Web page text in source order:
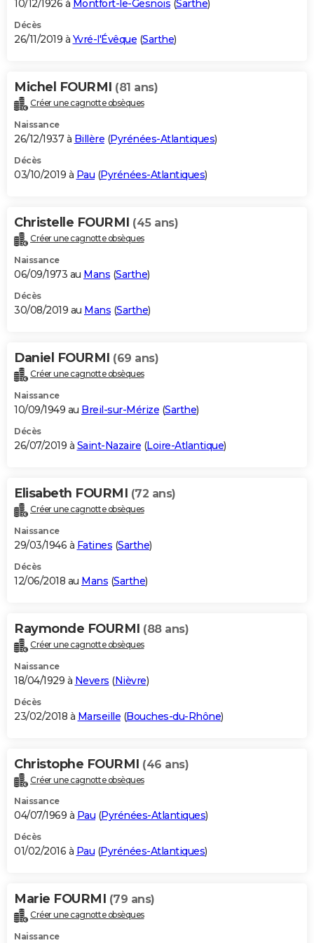
10/12/1926 à Montfort-le-Gesnois (Sarthe)
Décès
26/11/2019 à Yvré-l'Évêque (Sarthe)
Michel FOURMI (81 ans)
Créer une cagnotte obsèques
Naissance
26/12/1937 à Billère (Pyrénées-Atlantiques)
Décès
03/10/2019 à Pau (Pyrénées-Atlantiques)
Christelle FOURMI (45 ans)
Créer une cagnotte obsèques
Naissance
06/09/1973 au Mans (Sarthe)
Décès
30/08/2019 au Mans (Sarthe)
Daniel FOURMI (69 ans)
Créer une cagnotte obsèques
Naissance
10/09/1949 au Breil-sur-Mérize (Sarthe)
Décès
26/07/2019 à Saint-Nazaire (Loire-Atlantique)
Elisabeth FOURMI (72 ans)
Créer une cagnotte obsèques
Naissance
29/03/1946 à Fatines (Sarthe)
Décès
12/06/2018 au Mans (Sarthe)
Raymonde FOURMI (88 ans)
Créer une cagnotte obsèques
Naissance
18/04/1929 à Nevers (Nièvre)
Décès
23/02/2018 à Marseille (Bouches-du-Rhône)
Christophe FOURMI (46 ans)
Créer une cagnotte obsèques
Naissance
04/07/1969 à Pau (Pyrénées-Atlantiques)
Décès
01/02/2016 à Pau (Pyrénées-Atlantiques)
Marie FOURMI (79 ans)
Créer une cagnotte obsèques
Naissance